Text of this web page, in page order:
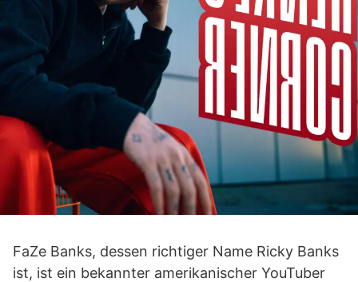
FaZe Banks, dessen richtiger Name Ricky Banks
ist, ist ein bekannter amerikanischer YouTuber